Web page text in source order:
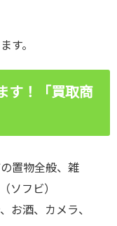
す。
す！「買取商
置物全般、雑
ソフビ）
お酒、カメラ、